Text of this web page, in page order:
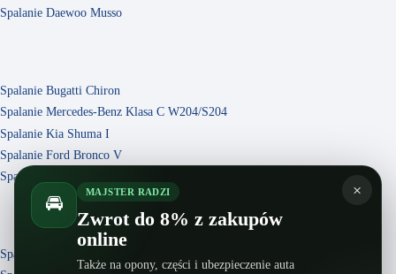
Spalanie Daewoo Musso
Spalanie Bugatti Chiron
Spalanie Mercedes-Benz Klasa C W204/S204
Spalanie Kia Shuma I
Spalanie Ford Bronco V
Spalanie Mini Cabrio F57 Facelifting
Spalanie Lancia Lybra
×
🚘 MAJSTER RADZI
Zwrot do 8% z zakupów
online
Także na opony, części i ubezpieczenie auta